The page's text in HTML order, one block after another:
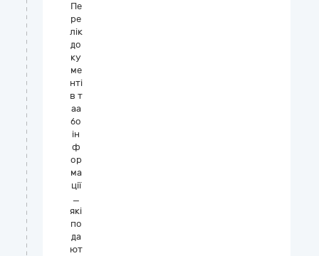
Пе
ре
лік
до
ку
ме
нті
в т
аа
бо
ін
ф
ор
ма
ції
_
які
по
да
ют